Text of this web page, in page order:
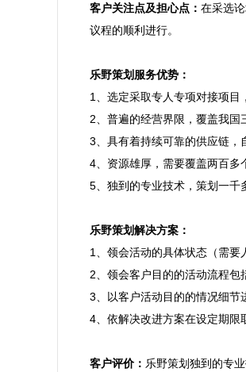
客户关注点及担心点： 在采选
议程的顺利进行。
乐野策划服务优势：
1、选定采取专人专项对接项目
2、普遍的经营界限，覆盖我国
3、具有着持续可靠的供应链，
4、资源雄厚，需要覆盖两百多
5、独到的专业技术，策划一千
乐野策划解决方案：
1、领会活动的具体状态（需要
2、领会客户目的的活动流程包
3、以客户活动目的的情况细节
4、依解决改进方案在设定期限
客户评价： 乐野策划独到的专